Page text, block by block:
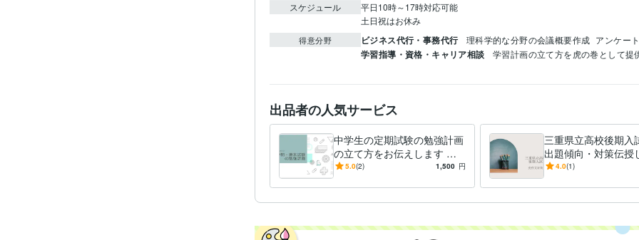
スケジュール
平日10時～17時対応可能
土日祝はお休み
得意分野 ビジネス代行・事務代行 理科学的な分野の会議概要作成 アンケー
学習指導・資格・キャリア相談 学習計画の立て方を虎の巻として提
出品者の人気サービス
中学生の定期試験の勉強計画
の立て方をお伝えします な
りたい自分を目指して計画的
5.0(2) 1,500 円
三重県立高校後期入
出題傾向・対策伝授
英語配点の24%を占
4.0(1)